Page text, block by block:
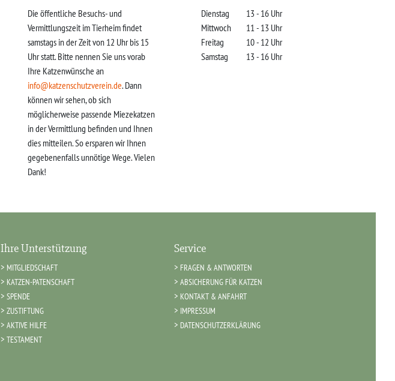
Die öffentliche Besuchs- und
Vermittlungszeit im Tierheim findet
samstags in der Zeit von 12 Uhr bis 15
Uhr statt. Bitte nennen Sie uns vorab
Ihre Katzenwünsche an
info@katzenschutzverein.de. Dann
können wir sehen, ob sich
möglicherweise passende Miezekatzen
in der Vermittlung befinden und Ihnen
dies mitteilen. So ersparen wir Ihnen
gegebenenfalls unnötige Wege. Vielen
Dank!
Dienstag
13 - 16 Uhr
Mittwoch
11 - 13 Uhr
Freitag
10 - 12 Uhr
Samstag
13 - 16 Uhr
Ihre Unterstützung
MITGLIEDSCHAFT
KATZEN-PATENSCHAFT
SPENDE
ZUSTIFTUNG
AKTIVE HILFE
TESTAMENT
Service
FRAGEN & ANTWORTEN
ABSICHERUNG FÜR KATZEN
KONTAKT & ANFAHRT
IMPRESSUM
DATENSCHUTZERKLÄRUNG